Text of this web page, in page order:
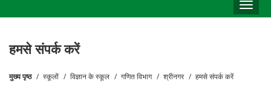
हमसे संपर्क करें
मुख्य पृष्ठ स्कूलों विज्ञान के स्कूल गणित विभाग श्रीनगर हमसे संपर्क करें